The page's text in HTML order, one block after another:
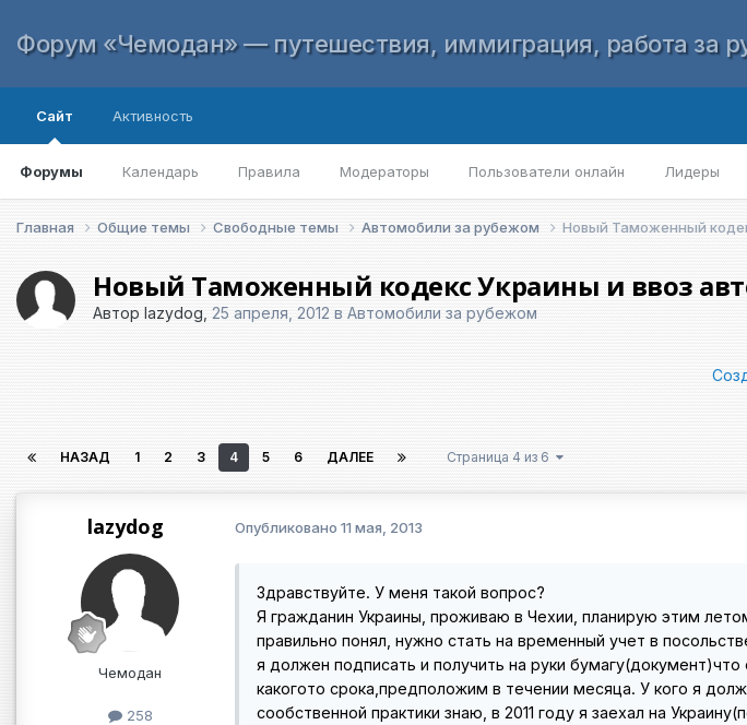
Форум «Чемодан» — путешествия, иммиграция, работа за
Сайт
Форумы Календарь Правила Модераторы Пользователи онлайн Лидеры
Активность
Главная Общие темы Свободные темы Автомобили за рубежом Новый Таможенный
Новый Таможенный кодекс Украины и ввоз
Автор lazydog 25 апреля, 2012 в Автомобили за рубежом
НАЗАД 1 2 3 4 5 6 ДАЛЕЕ Страница 4 из 6
lazydog
Чемодан
258
Опубликовано 11 мая, 2013
Здравствуйте. У меня такой вопрос?
Я гражданин Украины, проживаю в Чехии, планирую этим
правильно понял, нужно стать на временный учет в
я должен подписать и получить на руки
какогото срока,предположим в течении месяца. У кого я
сообственной практики знаю, в 2011 году я заехал на